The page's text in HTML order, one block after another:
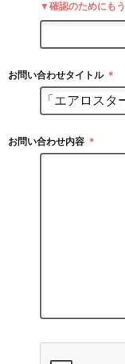
▼確認のためにも
お問い合わせタイトル ＊
お問い合わせ内容 ＊